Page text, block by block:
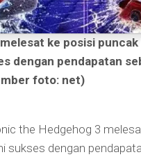
ke posisi
dengan pendapatan
foto: net)
the Hedgehog 3
sukses dengan